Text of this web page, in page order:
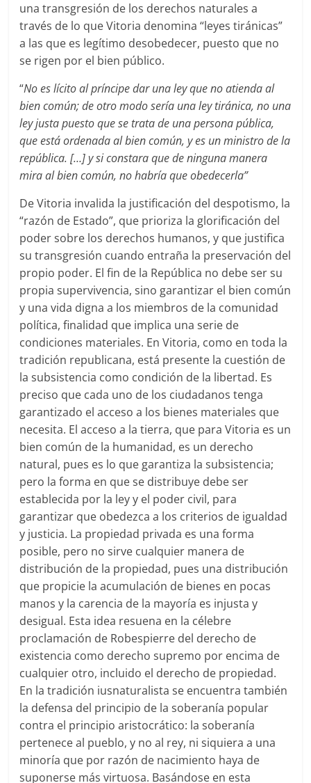
una transgresión de los derechos naturales a
través de lo que Vitoria denomina “leyes tiránicas”
a las que es legítimo desobedecer, puesto que no
se rigen por el bien público.
“No es lícito al príncipe dar una ley que no atienda al
bien común; de otro modo sería una ley tiránica, no una
ley justa puesto que se trata de una persona pública,
que está ordenada al bien común, y es un ministro de la
república. […] y si constara que de ninguna manera
mira al bien común, no habría que obedecerla”
De Vitoria invalida la justificación del despotismo, la
“razón de Estado”, que prioriza la glorificación del
poder sobre los derechos humanos, y que justifica
su transgresión cuando entraña la preservación del
propio poder. El fin de la República no debe ser su
propia supervivencia, sino garantizar el bien común
y una vida digna a los miembros de la comunidad
política, finalidad que implica una serie de
condiciones materiales. En Vitoria, como en toda la
tradición republicana, está presente la cuestión de
la subsistencia como condición de la libertad. Es
preciso que cada uno de los ciudadanos tenga
garantizado el acceso a los bienes materiales que
necesita. El acceso a la tierra, que para Vitoria es un
bien común de la humanidad, es un derecho
natural, pues es lo que garantiza la subsistencia;
pero la forma en que se distribuye debe ser
establecida por la ley y el poder civil, para
garantizar que obedezca a los criterios de igualdad
y justicia. La propiedad privada es una forma
posible, pero no sirve cualquier manera de
distribución de la propiedad, pues una distribución
que propicie la acumulación de bienes en pocas
manos y la carencia de la mayoría es injusta y
desigual. Esta idea resuena en la célebre
proclamación de Robespierre del derecho de
existencia como derecho supremo por encima de
cualquier otro, incluido el derecho de propiedad.
En la tradición iusnaturalista se encuentra también
la defensa del principio de la soberanía popular
contra el principio aristocrático: la soberanía
pertenece al pueblo, y no al rey, ni siquiera a una
minoría que por razón de nacimiento haya de
suponerse más virtuosa. Basándose en esta